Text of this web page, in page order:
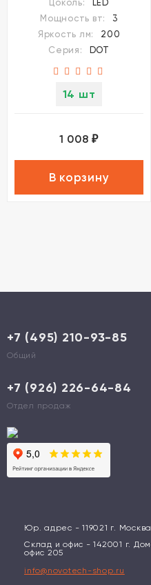
Цоколь:
LED
Мощность вт:
3
Яркость лм:
200
Серия:
DOT
14 шт
1 008₽
В корзину
+7 (495) 210-93-85
Общий
+7 (926) 226-64-84
Отдел продаж
Юр. адрес - 119021 г. Москва
Склад и офис - 142001 г.
офис 205
info@novotech-shop.ru